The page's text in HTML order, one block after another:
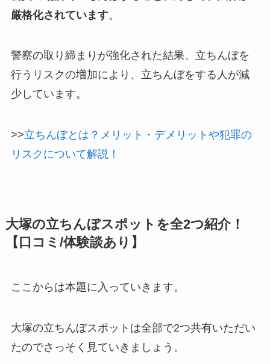
厳格化されています。
警察の取り締まりが強化された結果、立ちんぼを
行うリスクの増加により、立ちんぼをする人が減
少しています。
>>立ちんぼとは？メリット・デメリットや犯罪の
リスクについて解説！
大塚の立ちんぼスポットを全2つ紹介！
【口コミ/体験談あり】
ここからは本題に入っていきます。
大塚の立ちんぼスポットは全部で2つ共有いただい
たのでさっそく見ていきましょう。